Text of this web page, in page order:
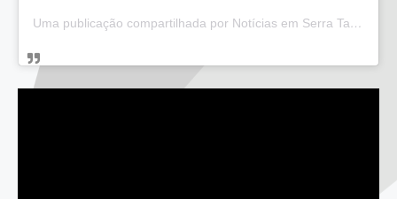
Uma publicação compartilhada por Notícias em Serra Talhada (@bloglucianarego)